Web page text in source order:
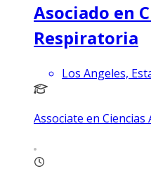
Asociado en
Respiratoria
Los Angeles,
Associate en Ciencias